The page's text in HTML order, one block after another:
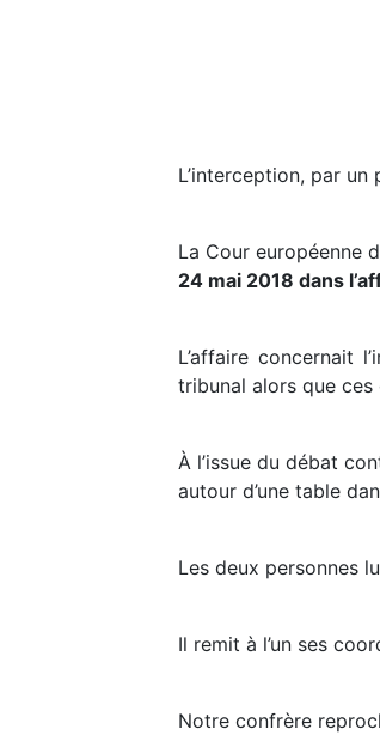
L’interception, par
La Cour européenne
24 mai 2018 dans
L’affaire concernait
tribunal alors que
À l’issue du débat
autour d’une table
Les deux personnes
Il remit à l’un ses
Notre confrère